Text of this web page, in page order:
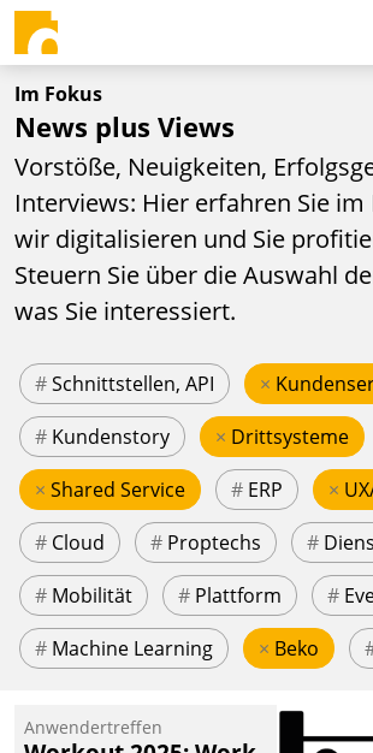
Im Fokus
News plus Views
Vorstöße, Neuigkeiten,
Interviews: Hier erfahren Sie im
wir digitalisieren und Sie
Steuern Sie über die Auswahl
was Sie interessiert.
#Schnittstellen, API ×
# Kundenstory × Drittsysteme
× Shared Service # ERP ×
# Cloud # Proptechs #
# Mobilität # Plattform #
# Machine Learning × Beko
Anwendertreffen